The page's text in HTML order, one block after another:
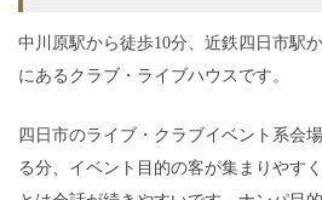
中川原駅から徒歩10分、近鉄四日市駅
にあるクラブ・ライブハウスです。
四日市のライブ・クラブイベント系会
る分、イベント目的の客が集まりやす